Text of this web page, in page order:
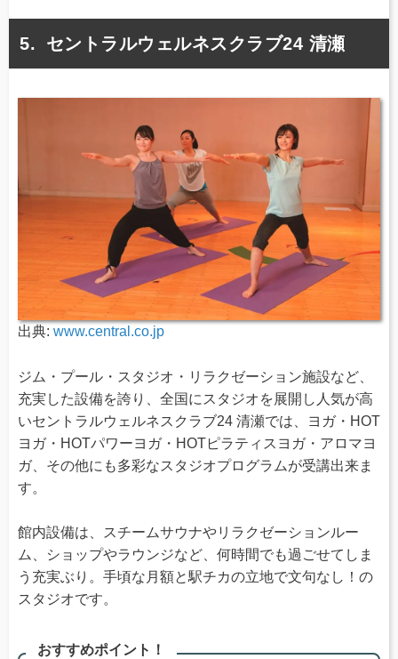
セントラルウェルネスクラブ24 清瀬
出典: www.central.co.jp
ジム・プール・スタジオ・リラクゼーション施設など、
充実した設備を誇り、全国にスタジオを展開し人気が高
いセントラルウェルネスクラブ24 清瀬では、ヨガ・HOT
ヨガ・HOTパワーヨガ・HOTピラティスヨガ・アロマヨ
ガ、その他にも多彩なスタジオプログラムが受講出来ま
す。
館内設備は、スチームサウナやリラクゼーションルー
ム、ショップやラウンジなど、何時間でも過ごせてしま
う充実ぶり。手頃な月額と駅チカの立地で文句なし！の
スタジオです。
おすすめポイント！